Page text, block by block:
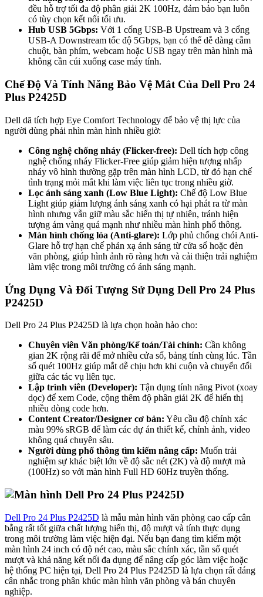
đều hỗ trợ tối đa độ phân giải 2K 100Hz, đảm bảo bạn luôn
có tùy chọn kết nối tối ưu.
Hub USB 5Gbps: Với 1 cổng USB-B Upstream và 3 cổng
USB-A Downstream tốc độ 5Gbps, bạn có thể dễ dàng cắm
chuột, bàn phím, webcam hoặc USB ngay trên màn hình mà
không cần cúi xuống case máy tính.
Chế Độ Và Tính Năng Bảo Vệ Mắt Của Dell Pro 24
Plus P2425D
Dell dã tích hợp Eye Comfort Technology để bảo vệ thị lực của
người dùng phải nhìn màn hình nhiều giờ:
Công nghệ chống nháy (Flicker-free): Dell tích hợp công
nghệ chống nháy Flicker-Free giúp giảm hiện tượng nhấp
nháy vô hình thường gặp trên màn hình LCD, từ đó hạn chế
tình trạng mỏi mắt khi làm việc liên tục trong nhiều giờ.
Lọc ánh sáng xanh (Low Blue Light): Chế độ Low Blue
Light giúp giảm lượng ánh sáng xanh có hại phát ra từ màn
hình nhưng vẫn giữ màu sắc hiển thị tự nhiên, tránh hiện
tượng ám vàng quá mạnh như nhiều màn hình phổ thông.
Màn hình chống lóa (Anti-glare): Lớp phủ chống chói Anti-
Glare hỗ trợ hạn chế phản xạ ánh sáng từ cửa sổ hoặc đèn
văn phòng, giúp hình ảnh rõ ràng hơn và cải thiện trải nghiệm
làm việc trong môi trường có ánh sáng mạnh.
Ứng Dụng Và Đối Tượng Sử Dụng Dell Pro 24 Plus
P2425D
Dell Pro 24 Plus P2425D là lựa chọn hoàn hảo cho:
Chuyên viên Văn phòng/Kế toán/Tài chính: Cần không
gian 2K rộng rãi để mở nhiều cửa sổ, bảng tính cùng lúc. Tần
số quét 100Hz giúp mắt dễ chịu hơn khi cuộn và chuyển đổi
giữa các tác vụ liên tục.
Lập trình viên (Developer): Tận dụng tính năng Pivot (xoay
dọc) để xem Code, cộng thêm độ phân giải 2K để hiển thị
nhiều dòng code hơn.
Content Creator/Designer cơ bản: Yêu cầu độ chính xác
màu 99% sRGB để làm các dự án thiết kế, chỉnh ảnh, video
không quá chuyên sâu.
Người dùng phổ thông tìm kiếm nâng cấp: Muốn trải
nghiệm sự khác biệt lớn về độ sắc nét (2K) và độ mượt mà
(100Hz) so với màn hình Full HD 60Hz truyền thống.
Dell Pro 24 Plus P2425D là mẫu màn hình văn phòng cao cấp cân
bằng rất tốt giữa chất lượng hiển thị, độ mượt và tính thực dụng
trong môi trường làm việc hiện đại. Nếu bạn đang tìm kiếm một
màn hình 24 inch có độ nét cao, màu sắc chính xác, tần số quét
mượt và khả năng kết nối đa dụng để nâng cấp góc làm việc hoặc
hệ thống PC hiện tại, Dell Pro 24 Plus P2425D là lựa chọn rất đáng
cân nhắc trong phân khúc màn hình văn phòng và bán chuyên
nghiệp.